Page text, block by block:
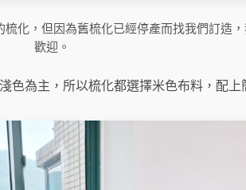
化，但因為舊梳化已經停產而找我們訂造
歡迎。
為主，所以梳化都選擇米色布料，配上